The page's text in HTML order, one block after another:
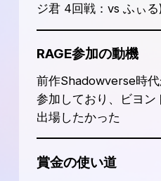
ジ君 4回戦：vs ふぃる
RAGE参加の動機
前作Shadowverse時
参加しており、ビヨン
出場したかった
賞金の使い道